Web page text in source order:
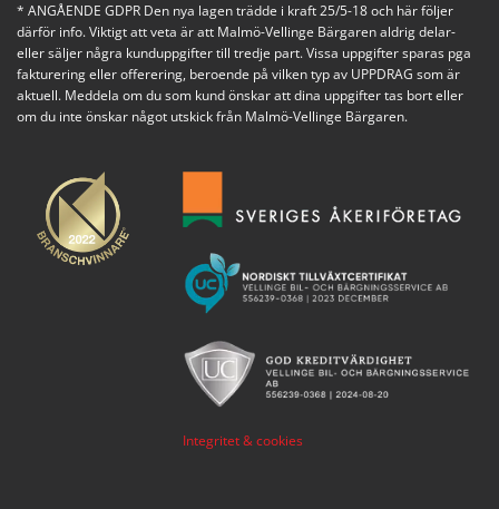
* ANGÅENDE GDPR Den nya lagen trädde i kraft 25/5-18 och här följer
därför info. Viktigt att veta är att Malmö-Vellinge Bärgaren aldrig delar-
eller säljer några kunduppgifter till tredje part. Vissa uppgifter sparas pga
fakturering eller offerering, beroende på vilken typ av UPPDRAG som är
aktuell. Meddela om du som kund önskar att dina uppgifter tas bort eller
om du inte önskar något utskick från Malmö-Vellinge Bärgaren.
Integritet & cookies